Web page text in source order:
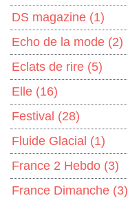
DS magazine (1)
Echo de la mode (2)
Eclats de rire (5)
Elle (16)
Festival (28)
Fluide Glacial (1)
France 2 Hebdo (3)
France Dimanche (3)